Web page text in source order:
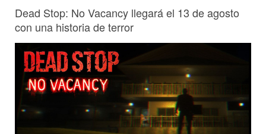
Dead Stop: No Vacancy llegará el 13 de agosto
con una historia de terror